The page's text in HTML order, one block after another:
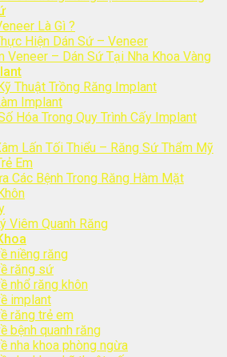
Là Gì ?
Hiện Dán Sứ – Veneer
Veneer – Dán Sứ Tại Nha Khoa Vàng
Thuật Trồng Răng Implant
Implant
Hóa Trong Quy Trình Cấy Implant
Lấn Tối Thiểu – Răng Sứ Thẩm Mỹ
Em
Các Bệnh Trong Răng Hàm Mặt
Viêm Quanh Răng
niềng răng
răng sứ
nhổ răng khôn
implant
răng trẻ em
bệnh quanh răng
nha khoa phòng ngừa